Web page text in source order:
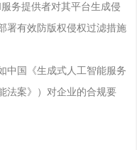
务提供者对其平台生成侵
署有效防版权侵权过滤措施
中国《生成式人工智能服务
法案》）对企业的合规要